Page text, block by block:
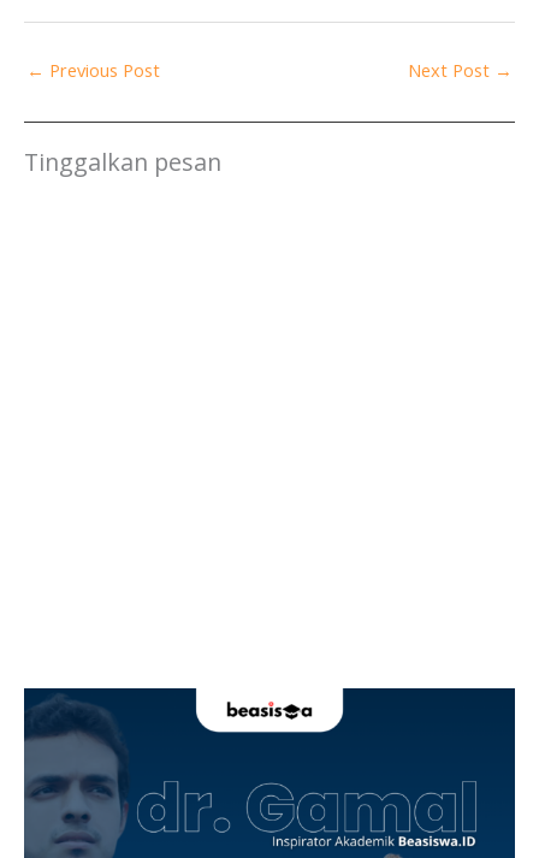
← Previous Post Next Post →
Tinggalkan pesan